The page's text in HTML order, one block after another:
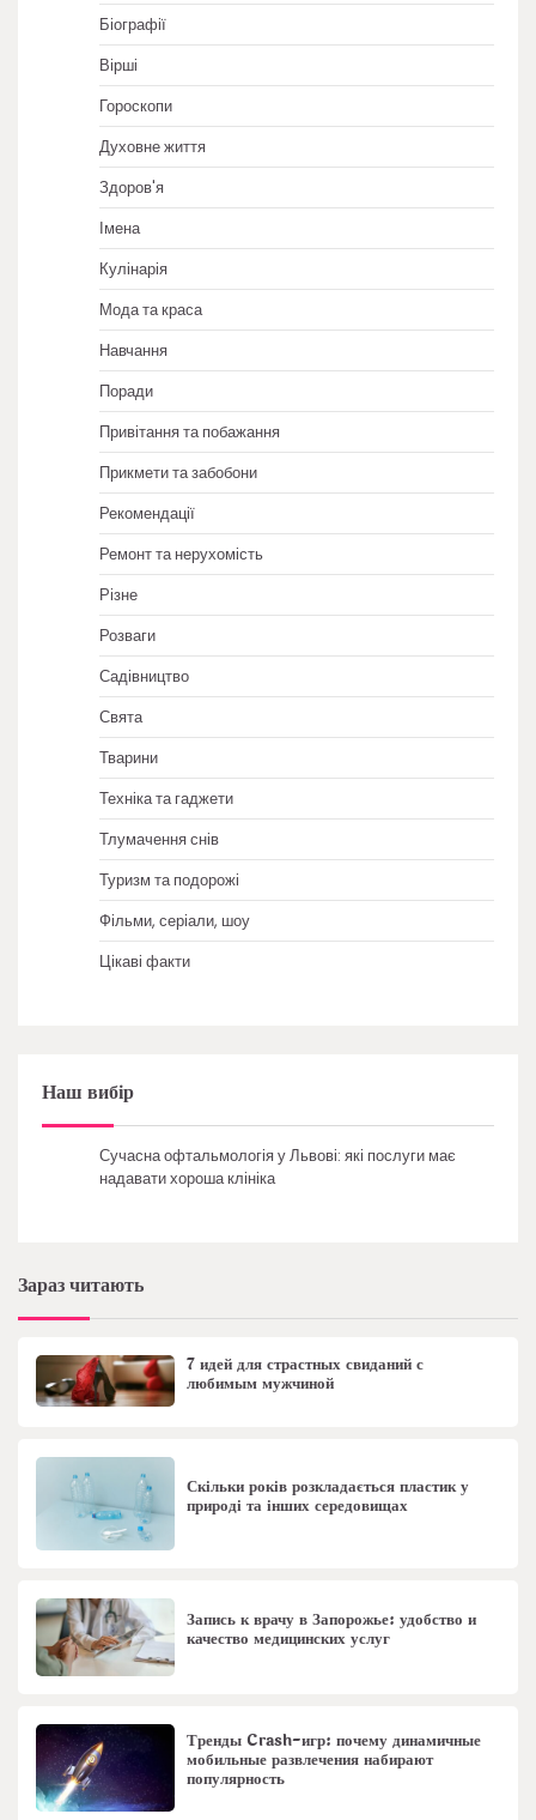
Біографії
Вірші
Гороскопи
Духовне життя
Здоров'я
Імена
Кулінарія
Мода та краса
Навчання
Поради
Привітання та побажання
Прикмети та забобони
Рекомендації
Ремонт та нерухомість
Різне
Розваги
Садівництво
Свята
Тварини
Техніка та гаджети
Тлумачення снів
Туризм та подорожі
Фільми, серіали, шоу
Цікаві факти
Наш вибір
Сучасна офтальмологія у Львові: які послуги має
надавати хороша клініка
Зараз читають
7 идей для страстных свиданий с
любимым мужчиной
Скільки років розкладається пластик у
природі та інших середовищах
Запись к врачу в Запорожье: удобство и
качество медицинских услуг
Тренды Crash-игр: почему динамичные
мобильные развлечения набирают
популярность